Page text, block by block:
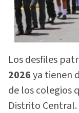
Los desfiles
2026ya tienen
de los colegios
Distrito Central.